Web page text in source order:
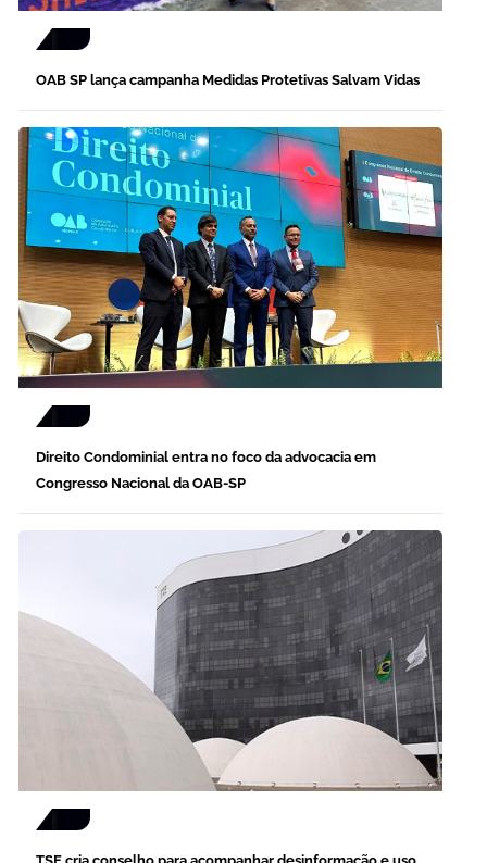
OAB SP lança campanha Medidas Protetivas Salvam Vidas
Direito Condominial entra no foco da advocacia em
Congresso Nacional da OAB-SP